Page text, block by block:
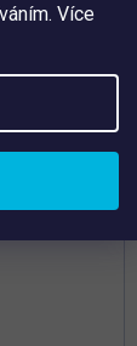
Více